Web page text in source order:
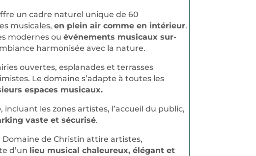
un cadre naturel unique de 60
musicales, en plein air comme en intérieur.
modernes ou événements musicaux sur-
harmonisée avec la nature.
ouvertes, esplanades et terrasses
Le domaine s’adapte à toutes les
espaces musicaux.
, incluant les zones artistes, l’accueil du public,
vaste et sécurisé.
Domaine de Christin attire artistes,
d’un lieu musical chaleureux, élégant et